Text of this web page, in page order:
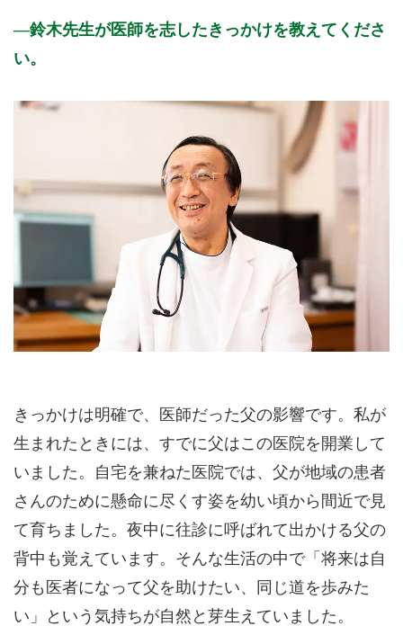
鈴木先生が医師を志したきっかけを教えてくださ
い。
きっかけは明確で、医師だった父の影響です。私が
生まれたときには、すでに父はこの医院を開業して
いました。自宅を兼ねた医院では、父が地域の患者
さんのために懸命に尽くす姿を幼い頃から間近で見
て育ちました。夜中に往診に呼ばれて出かける父の
背中も覚えています。そんな生活の中で「将来は自
分も医者になって父を助けたい、同じ道を歩みた
い」という気持ちが自然と芽生えていました。